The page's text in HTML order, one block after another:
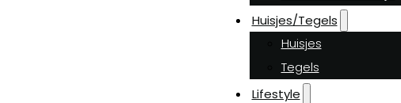
Huisjes/Tegels
Huisjes
Tegels
Lifestyle